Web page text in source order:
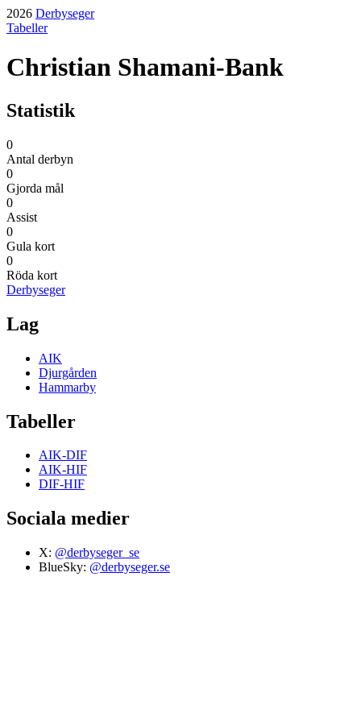
2026 Derbyseger
Tabeller
Christian Shamani-Bank
Statistik
0
Antal derbyn
0
Gjorda mål
0
Assist
0
Gula kort
0
Röda kort
Derbyseger
Lag
AIK
Djurgården
Hammarby
Tabeller
AIK-DIF
AIK-HIF
DIF-HIF
Sociala medier
X: @derbyseger_se
BlueSky: @derbyseger.se